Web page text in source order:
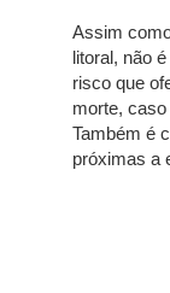
Assim
litoral, não
risco que
morte, caso
Também é
próximas a